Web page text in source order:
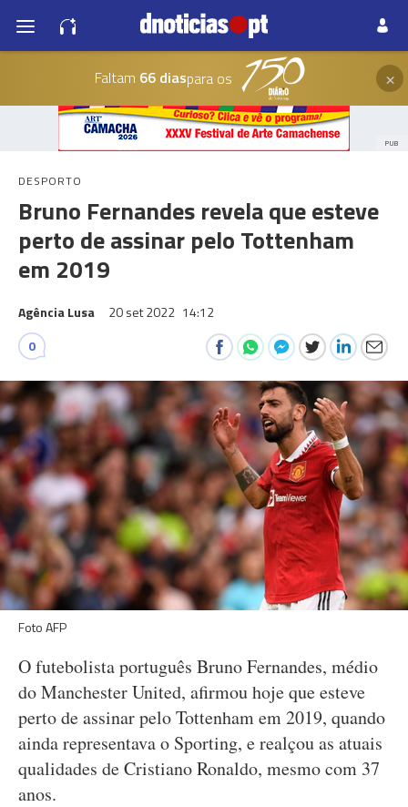
Faltam 66 diaspara os ×
PUB
DESPORTO
Bruno Fernandes revela que esteve
perto de assinar pelo Tottenham
em 2019
Agência Lusa 20 set 2022 14:12
0
Foto AFP
O futebolista português Bruno Fernandes, médio
do Manchester United, afirmou hoje que esteve
perto de assinar pelo Tottenham em 2019, quando
ainda representava o Sporting, e realçou as atuais
qualidades de Cristiano Ronaldo, mesmo com 37
anos.